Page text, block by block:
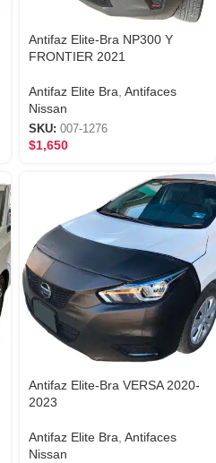
Antifaz Elite-Bra NP300 Y
FRONTIER 2021
Antifaz Elite Bra Antifaces
Nissan
SKU: 007-1276
$1,650
Antifaz Elite-Bra VERSA 2020-
2023
Antifaz Elite Bra Antifaces
Nissan